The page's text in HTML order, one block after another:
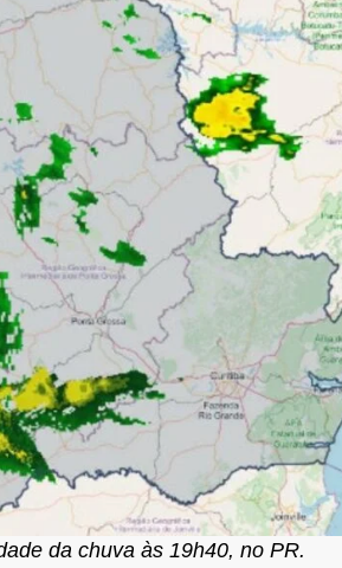
da chuva às 19h40, no PR.